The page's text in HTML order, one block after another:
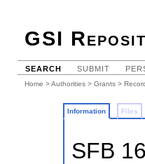
GSI
SEARCH SUBMIT
Home >Authorities > Grants >
Information Files
SFB